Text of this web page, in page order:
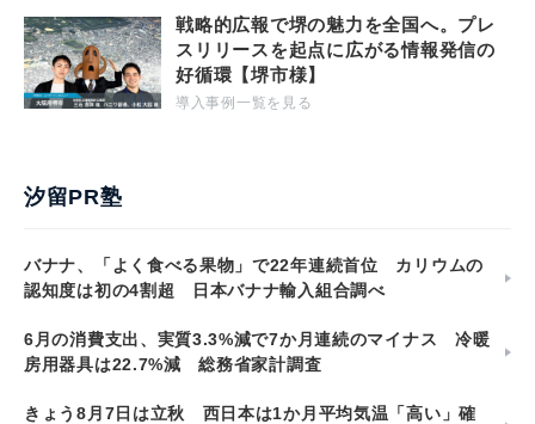
戦略的広報で堺の魅力を全国へ。プレ
スリリースを起点に広がる情報発信の
好循環【堺市様】
導入事例一覧を見る
汐留PR塾
バナナ、「よく食べる果物」で22年連続首位 カリウムの
認知度は初の4割超 日本バナナ輸入組合調べ
6月の消費支出、実質3.3%減で7か月連続のマイナス 冷暖
房用器具は22.7%減 総務省家計調査
きょう8月7日は立秋 西日本は1か月平均気温「高い」確